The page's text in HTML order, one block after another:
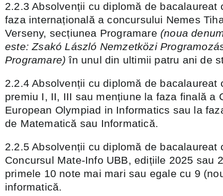
2.2.3 Absolvenții cu diplomă de bacalaureat
faza internațională a concursului Nemes
Verseny, secțiunea Programare (noua
este: Zsakó László Nemzetközi
Programare) în unul din ultimii patru ani de
2.2.4 Absolvenții cu diplomă de bacalaureat
premiu I, II, III sau mențiune la faza finală a
European Olympiad in Informatics sau la
de Matematică sau Informatică.
2.2.5 Absolvenții cu diplomă de bacalaureat
Concursul Mate-Info UBB, edițiile 2025 sau
primele 10 note mai mari sau egale cu 9
informatică.